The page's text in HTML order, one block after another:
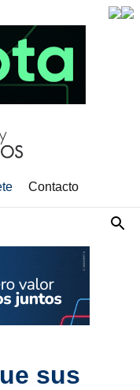
Contacto
sus